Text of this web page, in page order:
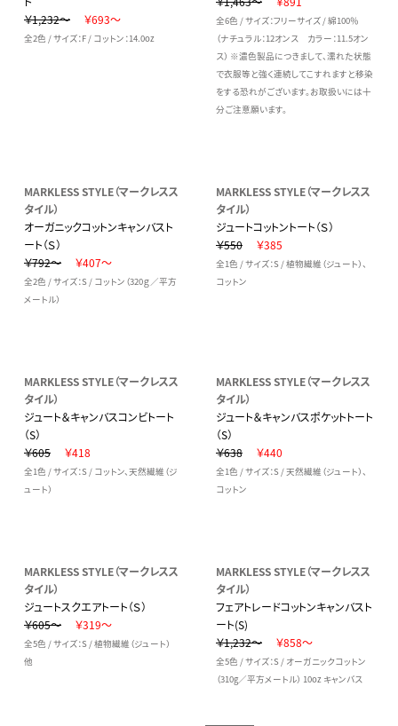
￥1,232～
￥693～
全2色 / サイズ：F / コットン：14.0oz
全6色 / サイズ：フリーサイズ / 綿100％
（ナチュラル：12オンス カラー：11.5オン
ス） ※濃色製品につきまして、濡れた状態
で衣服等と強く連続してこすれますと移染
をする恐れがございます。お取扱いには十
分ご注意願います。
MARKLESS STYLE（マークレスス
タイル）
オーガニックコットンキャンバスト
ート（Ｓ）
￥792～
￥407～
全2色 / サイズ：S / コットン（320ｇ／平方
メートル）
MARKLESS STYLE（マークレスス
タイル）
ジュートコットントート（Ｓ）
￥550
￥385
全1色 / サイズ：S / 植物繊維（ジュート）、
コットン
MARKLESS STYLE（マークレスス
タイル）
ジュート＆キャンバスコンビトート
（S）
￥605
￥418
全1色 / サイズ：S / コットン、天然繊維（ジ
ュート）
MARKLESS STYLE（マークレスス
タイル）
ジュート＆キャンバスポケットトート
（S）
￥638
￥440
全1色 / サイズ：S / 天然繊維（ジュート）、
コットン
MARKLESS STYLE（マークレスス
タイル）
ジュートスクエアトート（Ｓ）
￥605～
￥319～
全5色 / サイズ：S / 植物繊維（ジュート）
他
MARKLESS STYLE（マークレスス
タイル）
フェアトレードコットンキャンバスト
ート(S)
￥1,232～
￥858～
全5色 / サイズ：S / オーガニックコットン
（310g／平方メートル） 10oz キャンバス